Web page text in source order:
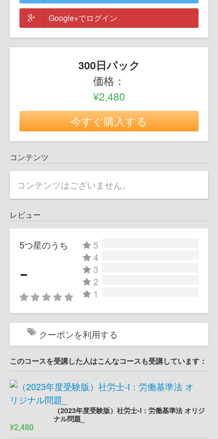
Google+でログイン
300日パック
価格：
¥2,480
今すぐ購入する
コンテンツ
コンテンツはございません。
レビュー
5つ星のうち
-
5
4
3
2
1
クーポンを利用する
このコースを受講した人はこんなコースも受講しています：
（2023年度受験版）社労士-Ⅰ：労働基準法 オリジ
ナル問題_
¥2,480